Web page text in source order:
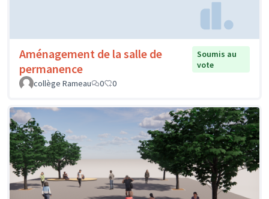
Aménagement de la salle de
permanence
Soumis au
vote
collège Rameau
0 0